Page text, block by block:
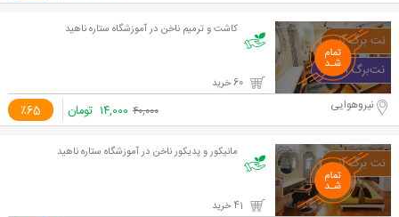
کاشت و ترمیم ناخن در آموزشگاه ستاره ناهید
٪65 نیروهوایی ۴۰,۰۰۰ ۱۴,۰۰۰ تومان
مانیکور و پدیکور ناخن در آموزشگاه ستاره ناهید